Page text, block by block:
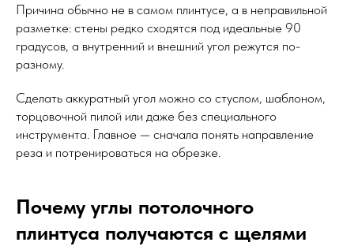
Причина обычно не в самом плинтусе, а в неправильной
разметке: стены редко сходятся под идеальные 90
градусов, а внутренний и внешний угол режутся по-
разному.
Сделать аккуратный угол можно со стуслом, шаблоном,
торцовочной пилой или даже без специального
инструмента. Главное — сначала понять направление
реза и потренироваться на обрезке.
Почему углы потолочного
плинтуса получаются с щелями